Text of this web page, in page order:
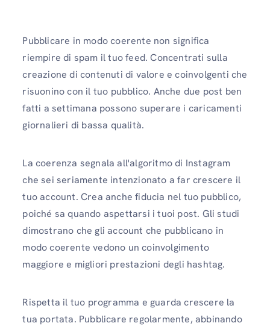
Pubblicare in modo coerente non significa
riempire di spam il tuo feed. Concentrati sulla
creazione di contenuti di valore e coinvolgenti che
risuonino con il tuo pubblico. Anche due post ben
fatti a settimana possono superare i caricamenti
giornalieri di bassa qualità.
La coerenza segnala all'algoritmo di Instagram
che sei seriamente intenzionato a far crescere il
tuo account. Crea anche fiducia nel tuo pubblico,
poiché sa quando aspettarsi i tuoi post. Gli studi
dimostrano che gli account che pubblicano in
modo coerente vedono un coinvolgimento
maggiore e migliori prestazioni degli hashtag.
Rispetta il tuo programma e guarda crescere la
tua portata. Pubblicare regolarmente, abbinando